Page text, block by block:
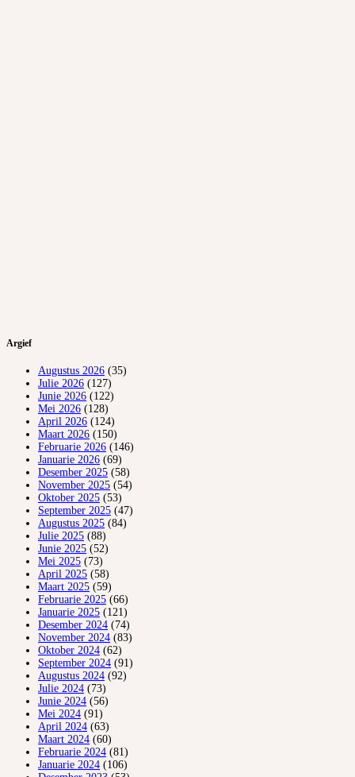
Argief
Augustus 2026 (35)
Julie 2026 (127)
Junie 2026 (122)
Mei 2026 (128)
April 2026 (124)
Maart 2026 (150)
Februarie 2026 (146)
Januarie 2026 (69)
Desember 2025 (58)
November 2025 (54)
Oktober 2025 (53)
September 2025 (47)
Augustus 2025 (84)
Julie 2025 (88)
Junie 2025 (52)
Mei 2025 (73)
April 2025 (58)
Maart 2025 (59)
Februarie 2025 (66)
Januarie 2025 (121)
Desember 2024 (74)
November 2024 (83)
Oktober 2024 (62)
September 2024 (91)
Augustus 2024 (92)
Julie 2024 (73)
Junie 2024 (56)
Mei 2024 (91)
April 2024 (63)
Maart 2024 (60)
Februarie 2024 (81)
Januarie 2024 (106)